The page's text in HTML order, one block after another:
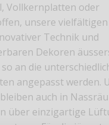
Vollkernplatten oder
unsere
Technik und
Dekoren
an die
angepasst werden.
auch in
über einzigartige